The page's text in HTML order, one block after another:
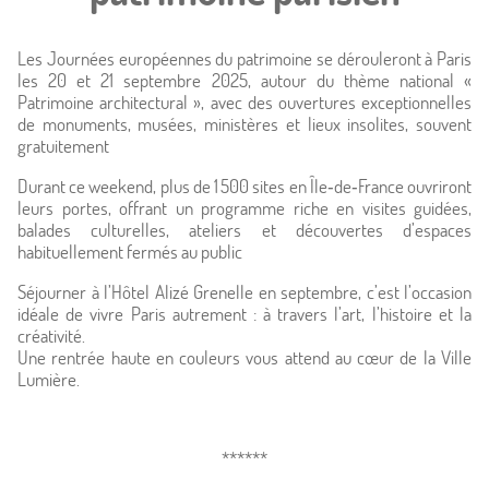
Les Journées européennes du patrimoine se dérouleront à Paris
les 20 et 21 septembre 2025, autour du thème national «
Patrimoine architectural », avec des ouvertures exceptionnelles
de monuments, musées, ministères et lieux insolites, souvent
gratuitement
Durant ce weekend, plus de 1 500 sites en Île‑de‑France ouvriront
leurs portes, offrant un programme riche en visites guidées,
balades culturelles, ateliers et découvertes d’espaces
habituellement fermés au public
Séjourner à l’Hôtel Alizé Grenelle en septembre, c’est l’occasion
idéale de vivre Paris autrement : à travers l’art, l’histoire et la
créativité.
Une rentrée haute en couleurs vous attend au cœur de la Ville
Lumière.
******